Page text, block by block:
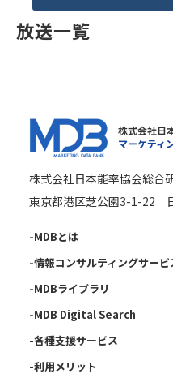
放送一覧
株式会社日本能率協会総合
東京都港区芝公園3-1-22
-MDBとは
-情報コンサルティングサービ
-MDBライブラリ
-MDB Digital Search
-各種支援サービス
-利用メリット